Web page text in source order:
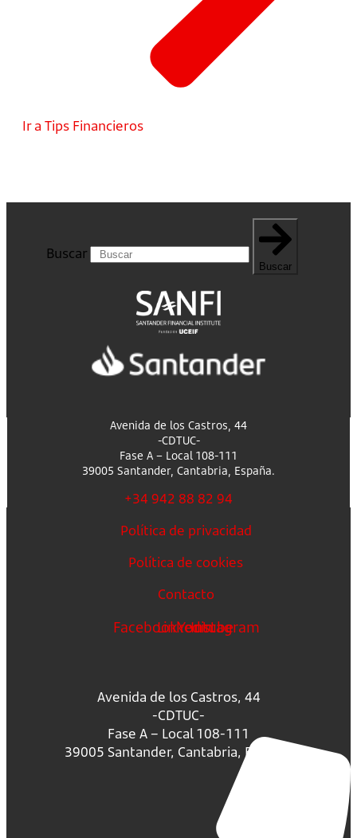
Ir a Tips Financieros
Buscar
Buscar
Avenida de los Castros, 44
-CDTUC-
Fase A – Local 108-111
39005 Santander, Cantabria, España.
+34 942 88 82 94
Política de privacidad
Política de cookies
Contacto
FacebookLinkedin
Youtube
Instagram
Avenida de los Castros, 44
-CDTUC-
Fase A – Local 108-111
39005 Santander, Cantabria, España.